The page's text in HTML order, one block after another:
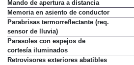
Mando de apertura a distancia
Memoria en asiento de conductor
Parabrisas termorreflectante (req.
sensor de lluvia)
Parasoles con espejos de
cortesía iluminados
Retrovisores exteriores abatibles